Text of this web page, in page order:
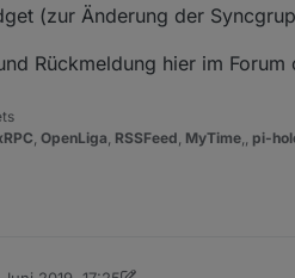
(zur Änderung der
Rückmeldung hier im
OpenLiga RSSFeed MyTime pi-